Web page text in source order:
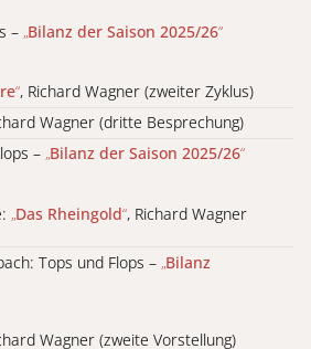
– „Bilanz der Saison 2025/26“
“, Richard Wagner (zweiter Zyklus)
Wagner (dritte Besprechung)
– „Bilanz der Saison 2025/26“
„Das Rheingold“, Richard Wagner
Tops und Flops – „Bilanz
Wagner (zweite Vorstellung)